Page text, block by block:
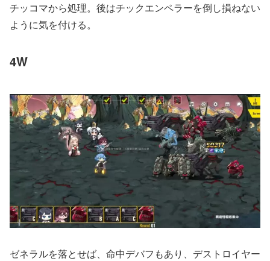
チッコマから処理。後はチックエンペラーを倒し損ねない
ように気を付ける。
4W
ゼネラルを落とせば、命中デバフもあり、デストロイヤー